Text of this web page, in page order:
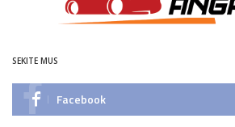
SEKITE MUS
Facebook